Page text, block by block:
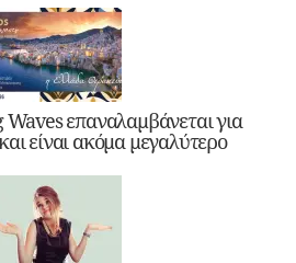
επαναλαμβάνεται για
είναι ακόμα μεγαλύτερο